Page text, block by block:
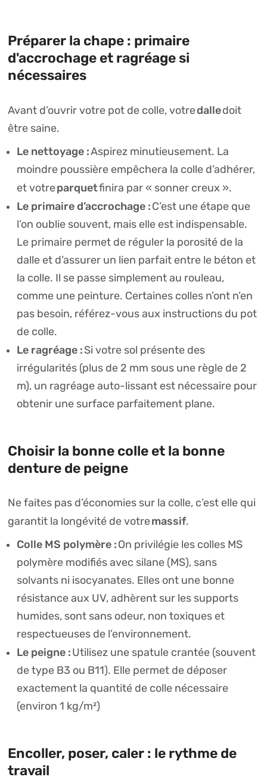
Préparer la chape : primaire
d'accrochage et ragréage si
nécessaires
Avant d’ouvrir votre pot de colle, votredalledoit
être saine.
Le nettoyage :Aspirez minutieusement. La
moindre poussière empêchera la colle d’adhérer,
et votreparquetfinira par « sonner creux ».
Le primaire d’accrochage :C’est une étape que
l’on oublie souvent, mais elle est indispensable.
Le primaire permet de réguler la porosité de la
dalle et d’assurer un lien parfait entre le béton et
la colle. Il se passe simplement au rouleau,
comme une peinture. Certaines colles n’ont n’en
pas besoin, référez-vous aux instructions du pot
de colle.
Le ragréage :Si votre sol présente des
irrégularités (plus de 2 mm sous une règle de 2
m), un ragréage auto-lissant est nécessaire pour
obtenir une surface parfaitement plane.
Choisir la bonne colle et la bonne
denture de peigne
Ne faites pas d’économies sur la colle, c’est elle qui
garantit la longévité de votremassif.
Colle MS polymère:On privilégie les colles MS
polymère modifiés avec silane (MS), sans
solvants ni isocyanates. Elles ont une bonne
résistance aux UV, adhèrent sur les supports
humides, sont sans odeur, non toxiques et
respectueuses de l’environnement.
Le peigne :Utilisez une spatule crantée (souvent
de type B3 ou B11). Elle permet de déposer
exactement la quantité de colle nécessaire
(environ 1 kg/m²)
Encoller, poser, caler : le rythme de
travail